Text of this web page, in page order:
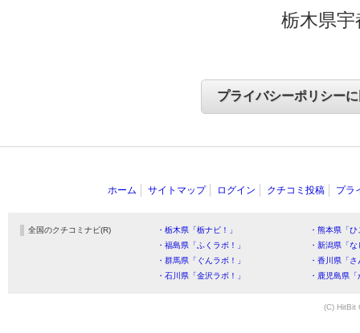
栃木県
ホーム サイトマップ ログイン クチコミ投稿 プラ
全国のクチコミナビ(R) ・栃木県「栃ナビ！」
・熊本県「
・福島県「ふくラボ！」
・新潟県「
・群馬県「ぐんラボ！」
・香川県「
・石川県「金沢ラボ！」
・鹿児島県
(C) HitBit